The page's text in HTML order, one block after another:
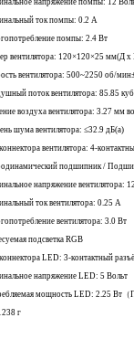
ток помпы: 0.2 A
помпы: 2.4 Вт
вентилятора: 120×120×25 мм(Д
вентилятора: 500~2250 об/
поток вентилятора: 85.85
воздуха вентилятора: 3.27 мм
шума вентилятора: ≤32.9 дБ(а)
вентилятора: 4-
подшипник /
напряжение вентилятора:
ток вентилятора: 0.25 A
вентилятора: 3.0 Вт
подсветка RGB
LED: 3-контактный
напряжение LED: 5 Вольт
мощность LED: 2.25 Вт
г